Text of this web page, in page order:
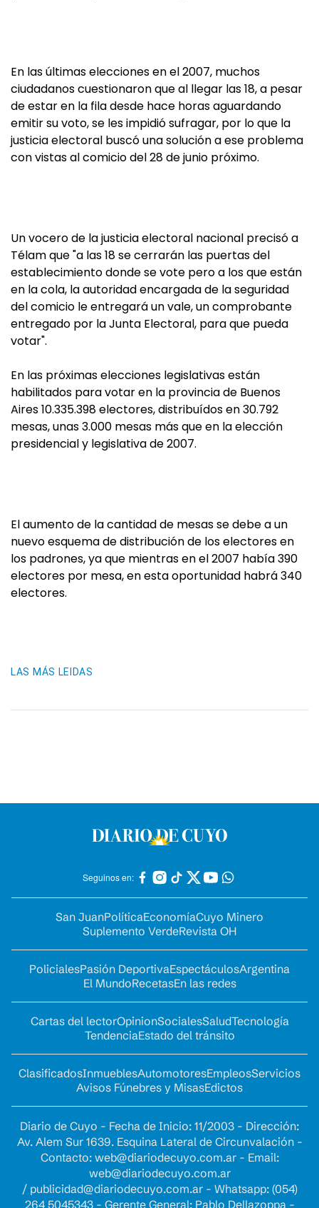
En las últimas elecciones en el 2007, muchos
ciudadanos cuestionaron que al llegar las 18, a pesar
de estar en la fila desde hace horas aguardando
emitir su voto, se les impidió sufragar, por lo que la
justicia electoral buscó una solución a ese problema
con vistas al comicio del 28 de junio próximo.
Un vocero de la justicia electoral nacional precisó a
Télam que "a las 18 se cerrarán las puertas del
establecimiento donde se vote pero a los que están
en la cola, la autoridad encargada de la seguridad
del comicio le entregará un vale, un comprobante
entregado por la Junta Electoral, para que pueda
votar".
En las próximas elecciones legislativas están
habilitados para votar en la provincia de Buenos
Aires 10.335.398 electores, distribuídos en 30.792
mesas, unas 3.000 mesas más que en la elección
presidencial y legislativa de 2007.
El aumento de la cantidad de mesas se debe a un
nuevo esquema de distribución de los electores en
los padrones, ya que mientras en el 2007 había 390
electores por mesa, en esta oportunidad habrá 340
electores.
LAS MÁS LEIDAS
Seguinos en:
San JuanPolíticaEconomíaCuyo Minero
Suplemento VerdeRevista OH
PolicialesPasión DeportivaEspectáculosArgentina
El MundoRecetasEn las redes
Cartas del lectorOpinionSocialesSaludTecnología
TendenciaEstado del tránsito
ClasificadosInmueblesAutomotoresEmpleosServicios
Avisos Fúnebres y MisasEdictos
Diario de Cuyo - Fecha de Inicio: 11/2003 - Dirección:
Av. Alem Sur 1639. Esquina Lateral de Circunvalación -
Contacto: web@diariodecuyo.com.ar- Email:
web@diariodecuyo.com.ar
/ publicidad@diariodecuyo.com.ar- Whatsapp: (054)
264 5045343 - Gerente General: Pablo Dellazoppa -